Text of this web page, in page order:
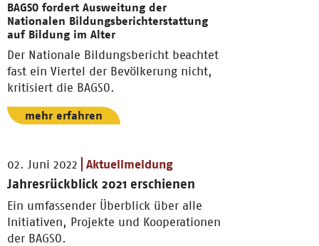
BAGSO fordert Ausweitung der
Nationalen Bildungsberichterstattung
auf Bildung im Alter
Der Nationale Bildungsbericht beachtet
fast ein Viertel der Bevölkerung nicht,
kritisiert die BAGSO.
mehr erfahren
02. Juni 2022 Aktuellmeldung
Jahresrückblick 2021 erschienen
Ein umfassender Überblick über alle
Initiativen, Projekte und Kooperationen
der BAGSO.